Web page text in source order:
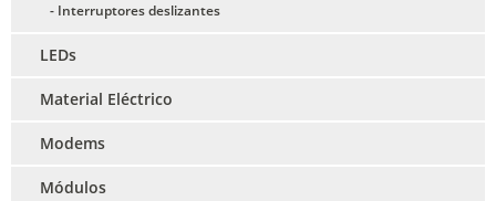
- Interruptores deslizantes
LEDs
Material Eléctrico
Modems
Módulos